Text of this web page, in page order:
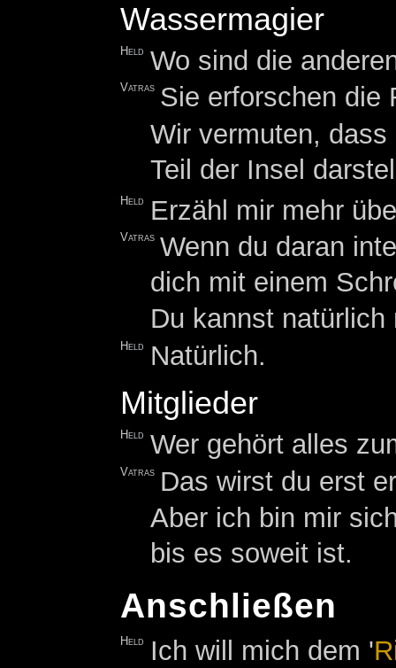
Wassermagier
Held Wo sind die
Vatras Sie erforschen die
Wir vermuten,
Teil der Insel
Held Erzähl mir mehr
Vatras Wenn du daran
dich mit einem
Du kannst
Held Natürlich.
Mitglieder
Held Wer gehört alles
Vatras Das wirst du erst
Aber ich bin mir
bis es soweit ist.
Anschließen
Held Ich will mich dem '